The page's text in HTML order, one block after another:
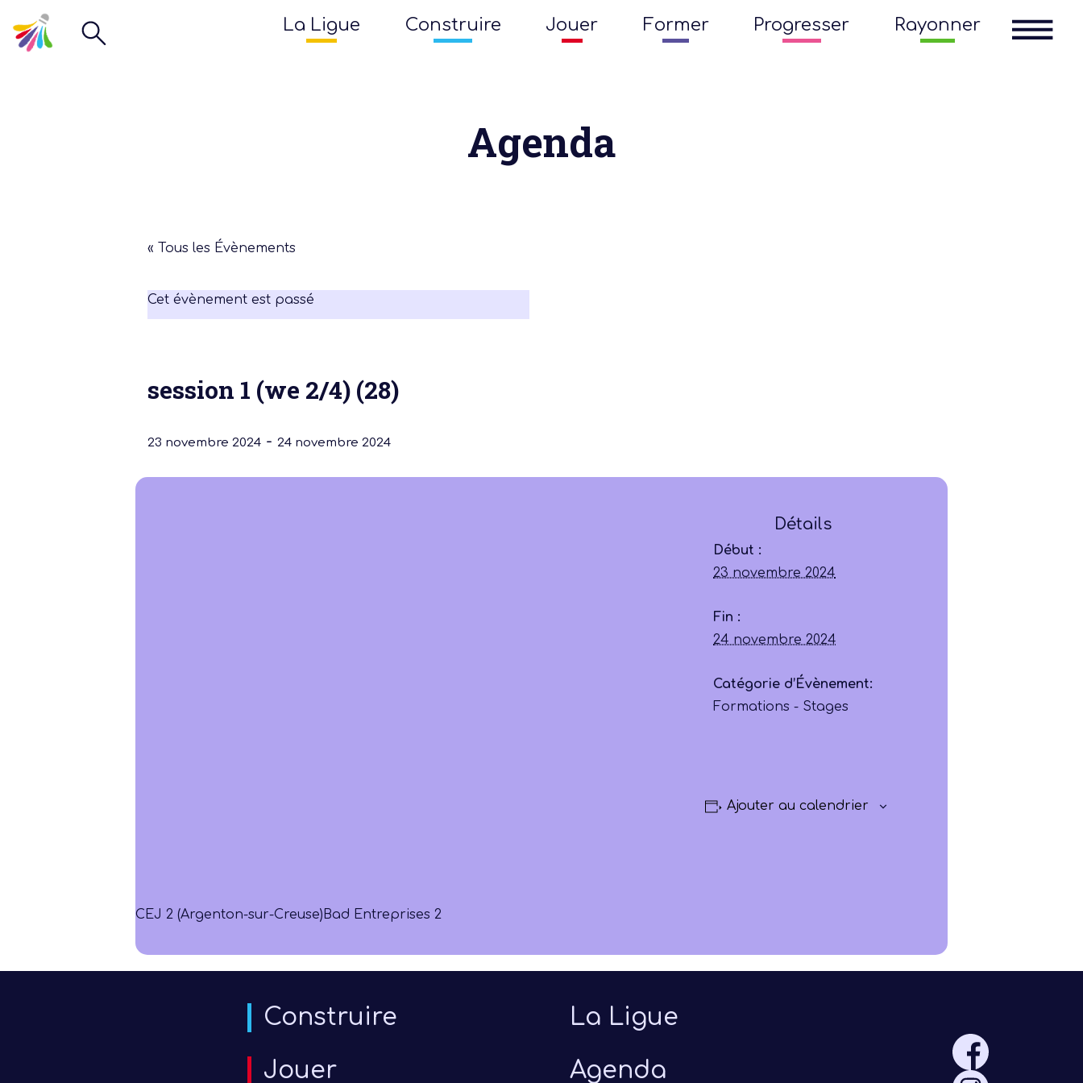
La Ligue Construire Jouer Former Progresser Rayonner
Former
Agenda
« Tous les Évènements
Cet évènement est passé
session 1 (we 2/4) (28)
23 novembre 2024 - 24 novembre 2024
Détails
Début :
23 novembre 2024
Fin :
24 novembre 2024
Catégorie d’Évènement:
Formations - Stages
Ajouter au calendrier
CEJ 2 (Argenton-sur-Creuse) Bad Entreprises 2
Construire
Jouer
La Ligue
Agenda